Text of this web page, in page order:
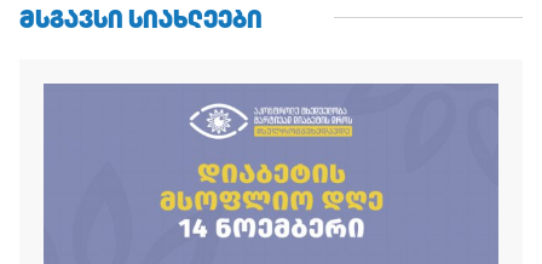
ᲛᲡᲒᲐᲕᲡᲘ ᲡᲘᲐᲮᲚᲔᲔᲑᲘ